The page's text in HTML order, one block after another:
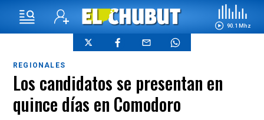
90.1 Mhz
REGIONALES
Los candidatos se presentan en
quince días en Comodoro